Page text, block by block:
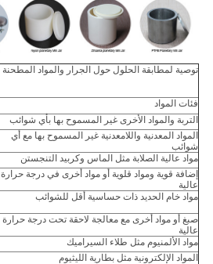
توصية لمطابقة الحلول حول الجرار والمواد المطحنة
فئات المواد
التربة والمواد الأخرى غير المسموح بها بأي شوائب
المواد المعدنية واللامعدنية غير المسموح بها مع أي
شوائب
مواد عالية الصلابة مثل الماس وكربيد التنجستن
إضافة قوية ومواد قلوية أو مواد أخرى في درجة حرارة
عالية
مواد خام الحديد ذات حساسية أقل للشوائب
صبغ أو مواد أخرى مع معالجة لاحقة تحت درجة حرارة
عالية
مواد الألمنيوم مثل طلاء السيراميك
المواد الإلكترونية مثل بطارية الليثيوم